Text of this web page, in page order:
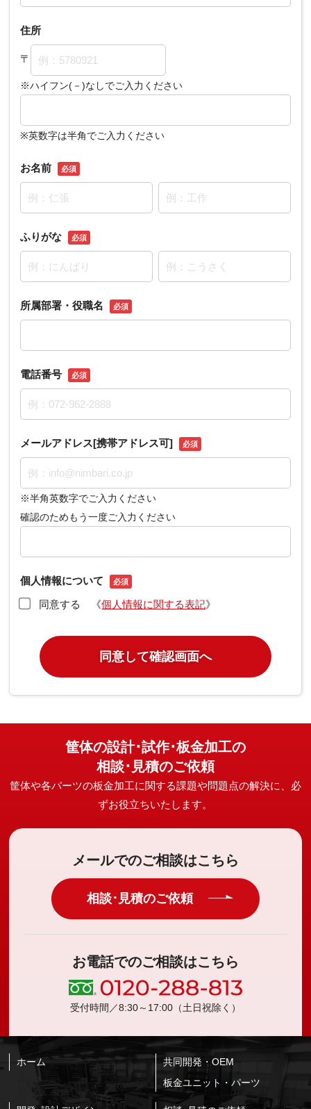
住所
〒
※ハイフン(－)なしでご入力ください
※英数字は半角でご入力ください
お名前 必須
ふりがな 必須
所属部署・役職名 必須
電話番号 必須
メールアドレス[携帯アドレス可] 必須
※半角英数字でご入力ください
確認のためもう一度ご入力ください
個人情報について 必須
同意する 《個人情報に関する表記》
筐体の設計･試作･板金加工の
相談･見積のご依頼
筐体や各パーツの板金加工に関する課題や問題点の解決に、必
ずお役立ちいたします。
メールでのご相談はこちら
相談･見積のご依頼
お電話でのご相談はこちら
受付時間／8:30～17:00（土日祝除く）
ホーム
共同開発・OEM
板金ユニット・パーツ